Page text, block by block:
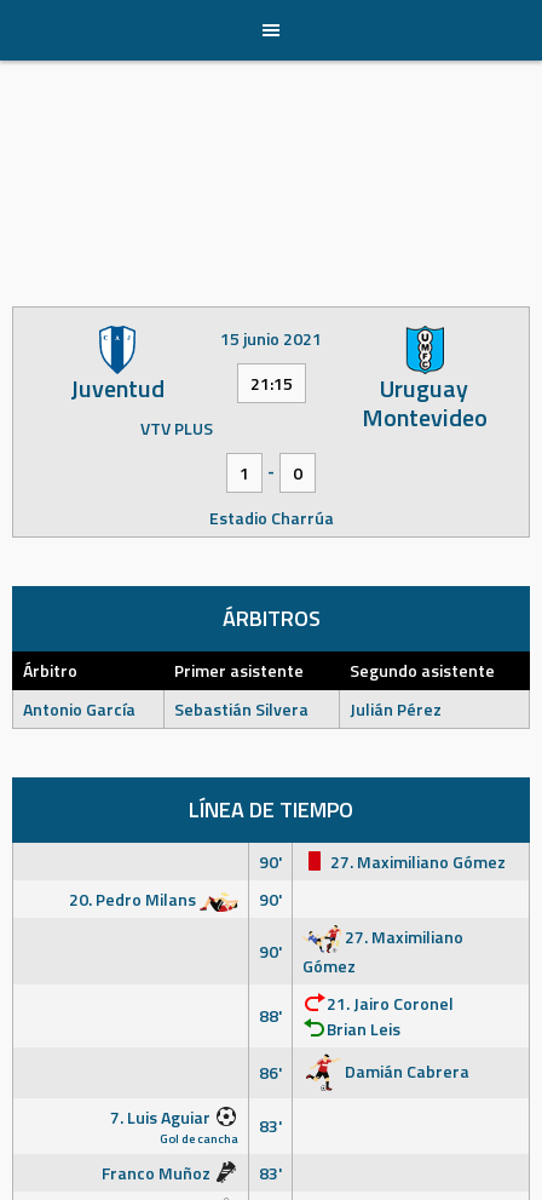
content
Juventud Uruguay
Montevideo
15 junio 2021
21:15
VTV PLUS
1
-
0
Estadio Charrúa
ÁRBITROS
Árbitro Primer asistente
Segundo asistente
Antonio García
Sebastián Silvera Julián Pérez
LÍNEA DE TIEMPO
90'
27. Maximiliano Gómez
20. Pedro Milans
90'
90'
27. Maximiliano
Gómez
88'
21. Jairo Coronel
Brian Leis
86'
Damián Cabrera
7. Luis Aguiar
Gol de cancha
83'
Franco Muñoz
83'